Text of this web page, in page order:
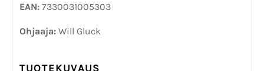
EAN: 7330031005303
Ohjaaja: Will Gluck
TUOTEKUVAUS